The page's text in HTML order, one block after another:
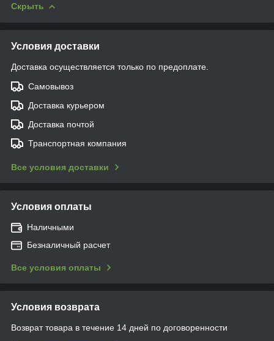
Скрыть
Условия доставки
Доставка осуществляется только по предоплате.
Самовывоз
Доставка курьером
Доставка почтой
Транспортная компания
Все условия доставки
Условия оплаты
Наличными
Безналичный расчет
Все условия оплаты
Условия возврата
Возврат товара в течение 14 дней по договоренности